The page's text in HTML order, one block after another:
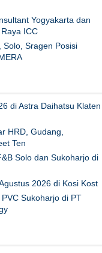
Yogyakarta dan
ICC
Solo, Sragen Posisi
di Astra Daihatsu Klaten
HRD, Gudang,
Ten
Solo dan Sukoharjo di
2026 di Kosi Kost
Sukoharjo di PT